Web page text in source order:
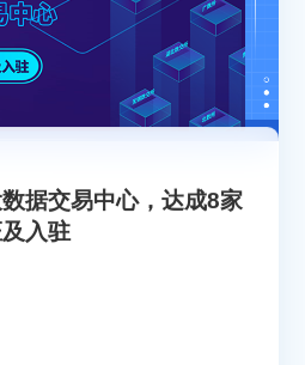
据交易中心，达成8家
入驻